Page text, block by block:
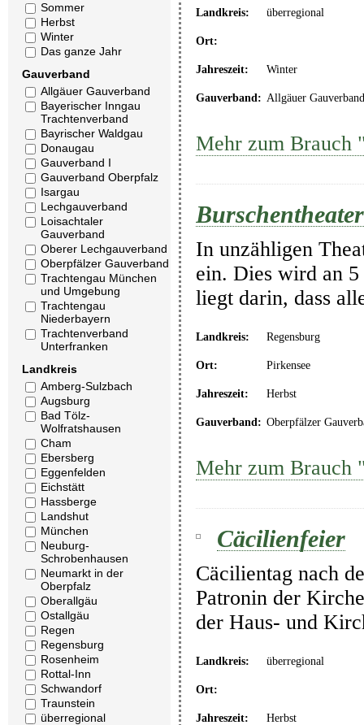
Sommer
Herbst
Winter
Das ganze Jahr
Gauverband
Allgäuer Gauverband
Bayerischer Inngau
Trachtenverband
Bayrischer Waldgau
Donaugau
Gauverband I
Gauverband Oberpfalz
Isargau
Lechgauverband
Loisachtaler
Gauverband
Oberer Lechgauverband
Oberpfälzer Gauverband
Trachtengau München
und Umgebung
Trachtengau
Niederbayern
Trachtenverband
Unterfranken
Landkreis
Amberg-Sulzbach
Augsburg
Bad Tölz-
Wolfratshausen
Cham
Ebersberg
Eggenfelden
Eichstätt
Hassberge
Landshut
München
Neuburg-
Schrobenhausen
Neumarkt in der
Oberpfalz
Oberallgäu
Ostallgäu
Regen
Regensburg
Rosenheim
Rottal-Inn
Schwandorf
Traunstein
überregional
Landkreis: überregional
Ort:
Jahreszeit: Winter
Gauverband: Allgäuer Gauverband
Mehr zum Brauch
Burschentheater
In unzähligen
ein. Dies wird an
liegt darin, dass
Landkreis: Regensburg
Ort: Pirkensee
Jahreszeit: Herbst
Gauverband: Oberpfälzer
Mehr zum Brauch
Cäcilienfeier
Cäcilientag nach
Patronin der
der Haus- und
Landkreis: überregional
Ort:
Jahreszeit: Herbst